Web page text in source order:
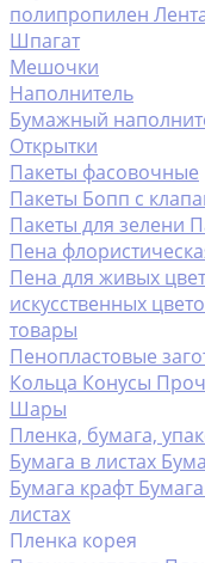
полипропилен
Шпагат
Мешочки
Наполнитель
Бумажный
Открытки
Пакеты фасовочные
Пакеты Бопп с
Пакеты для зелени
Пена
Пена для живых
искусственных
товары
Пенопластовые
Кольца Конусы
Шары
Пленка, бумага,
Бумага в листах
Бумага крафт
листах
Пленка корея